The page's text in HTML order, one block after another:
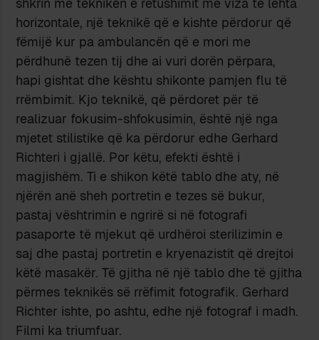
horizontale, një teknikë që e kishte përdorur që
fëmijë kur pa ambulancën që e mori me
përdhunë tezen tij dhe ai vuri dorën përpara,
hapi gishtat dhe kështu shikonte pamjen flu të
rrëmbimit. Kjo teknikë, që përdoret për të
realizuar fokusim-shfokusimin, është një nga
mjetet stilistike që ka përdorur edhe Gerhard
Richteri i gjallë. Por këtu, efekti është i
magjishëm. Ti e shikon këtë tablo dhe aty, në
njërën anë sheh portretin e tezes së bukur,
pastaj vështrimin e ngrirë si në fotografi
pasaporte të mjekut që urdhëroi sterilizimin e
saj dhe pastaj portretin e kryenazistit që drejtoi
këtë masakër. Të gjitha në një tablo dhe të gjitha
përmes teknikës së rrëfimit fotografik. Gerhard
Richter ishte, po ashtu, edhe një fotograf i madh.
Filmi ka triumfuar.